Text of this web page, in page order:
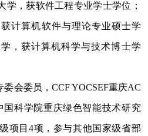
学，获软件工程专业学士学位；
计算机软件与理论专业硕士学
，获计算机科学与技术博士学
会委员， CCF YOCSEF重庆AC
国科学院重庆绿色智能技术研究
项目 4项，参与其他国家级省部